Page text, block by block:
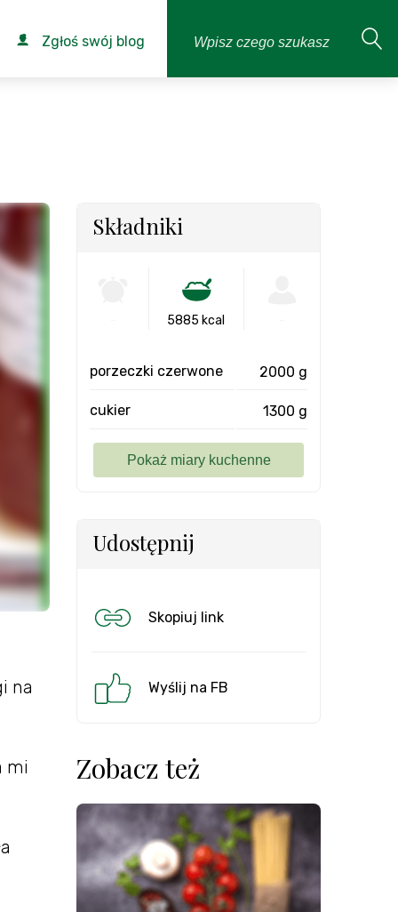
Zgłoś swój blog
na
mi
Składniki
5885 kcal
porzeczki czerwone 2000 g
cukier 1300 g
Udostępnij
Skopiuj link
Wyślij na FB
Zobacz też